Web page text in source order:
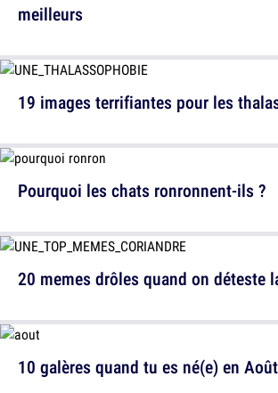
meilleurs
Pourquoi les chats ronronnent-ils ?
10 galères quand tu es né(e) en Août
19 images terrifiantes pour les
20 memes drôles quand on déteste